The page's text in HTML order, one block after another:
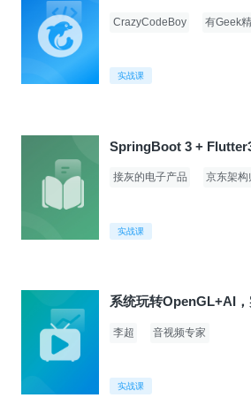
CrazyCodeBoy
实战课
SpringBoot 3 +
接灰的电子产品 京东架构
实战课
系统玩转OpenGL+AI
李超 音视频专家
实战课